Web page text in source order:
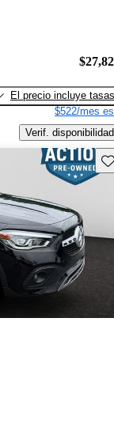
El precio incluye tasas
$522/mes
Verif. disponibilidad